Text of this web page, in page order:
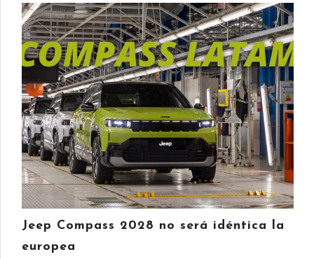
Jeep Compass 2028 no será idéntica la
europea